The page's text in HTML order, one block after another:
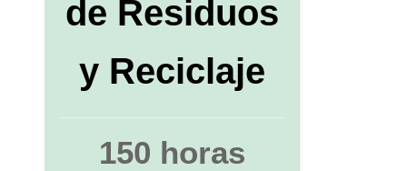
de Residuos
y Reciclaje
150 horas